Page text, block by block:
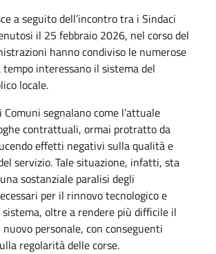
a seguito dell’incontro tra i Sindaci
il 25 febbraio 2026, nel corso del
hanno condiviso le numerose
interessano il sistema del
locale.
segnalano come l’attuale
contrattuali, ormai protratto da
effetti negativi sulla qualità e
servizio. Tale situazione, infatti, sta
sostanziale paralisi degli
per il rinnovo tecnologico e
oltre a rendere più difficile il
personale, con conseguenti
regolarità delle corse.